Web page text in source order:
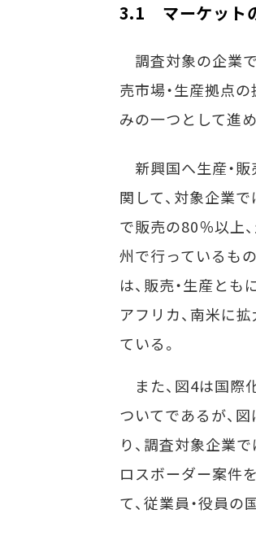
3.1 マーケット
調査対象の企業
売市場・生産拠点
みの一つとして進
新興国へ生産・
関して、対象企業
で販売の80％以上
州で行っているも
は、販売・生産とも
アフリカ、南米に
ている。
また、図4は国際
ついてであるが、
り、調査対象企業
ロスボーダー案件
て、従業員・役員